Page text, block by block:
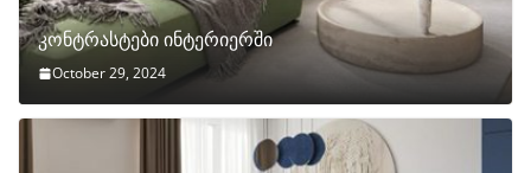
კონტრასტები ინტერიერში
October 29, 2024